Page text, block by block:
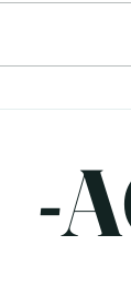
どう
た
らお
出
脂
-​